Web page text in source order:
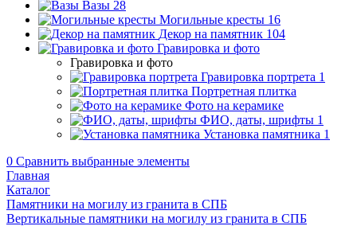
Вазы 28
Могильные кресты 16
Декор на памятник 104
Гравировка и фото
Гравировка и фото
Гравировка портрета 1
Портретная плитка
Фото на керамике
ФИО, даты, шрифты 1
Установка памятника 1
0 Сравнить выбранные элементы
Главная
Каталог
Памятники на могилу из гранита в СПБ
Вертикальные памятники на могилу из гранита в СПБ